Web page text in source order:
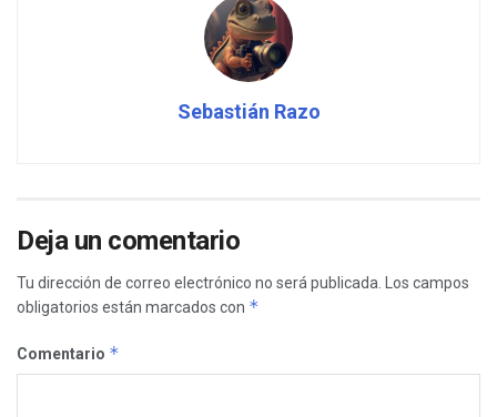
Sebastián Razo
Deja un comentario
Tu dirección de correo electrónico no será publicada. Los campos
obligatorios están marcados con *
Comentario *